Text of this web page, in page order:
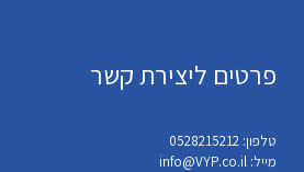
פרטים ליצירת קשר
טלפון: 0528215212
מייל: info@VYP.co.il